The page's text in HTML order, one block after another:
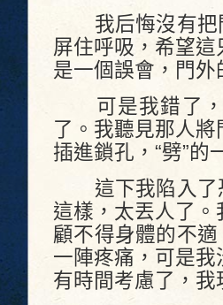
我后悔沒有把門
屏住呼吸，希望這
是一個誤會，門外
可是我錯了，
了。我聽見那人將
插進鎖孔，“劈”的
這下我陷入了
這樣，太丟人了。
顧不得身體的不
一陣疼痛，可是我
有時間考慮了，